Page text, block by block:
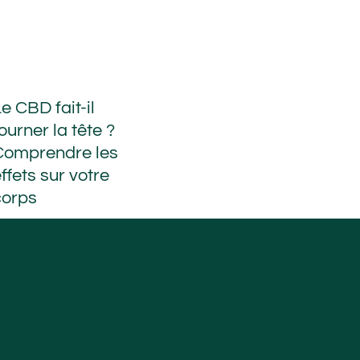
CBD fait-il
la tête ?
les
sur votre